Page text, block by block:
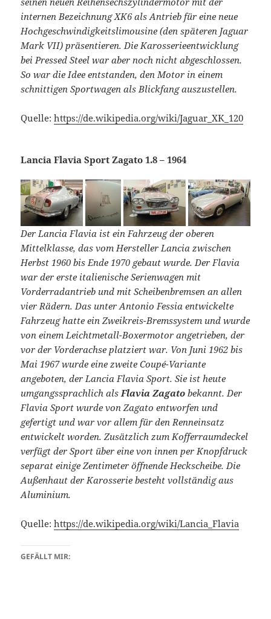
internen Bezeichnung XK6 als Antrieb für eine neue
Hochgeschwindigkeitslimousine (den späteren Jaguar
Mark VII) präsentieren. Die Karosserieentwicklung
bei Pressed Steel war aber noch nicht abgeschlossen.
So war die Idee entstanden, den Motor in einem
schnittigen Sportwagen als Blickfang auszustellen.
Quelle:https://de.wikipedia.org/wiki/Jaguar_XK_120
Lancia Flavia Sport Zagato 1.8 – 1964
Der Lancia Flavia ist ein Fahrzeug der oberen
Mittelklasse, das vom Hersteller Lancia zwischen
Herbst 1960 bis Ende 1970 gebaut wurde. Der Flavia
war der erste italienische Serienwagen mit
Vorderradantrieb und mit Scheibenbremsen an allen
vier Rädern. Das unter Antonio Fessia entwickelte
Fahrzeug hatte ein Zweikreis-Bremssystem und wurde
von einem Leichtmetall-Boxermotor angetrieben, der
vor der Vorderachse platziert war. Von Juni 1962 bis
Mai 1967 wurde eine zweite Coupé-Variante
angeboten, der Lancia Flavia Sport. Sie ist heute
umgangssprachlich alsFlavia Zagato bekannt. Der
Flavia Sport wurde von Zagato entworfen und
gefertigt und war vor allem für den Renneinsatz
entwickelt worden. Zusätzlich zum Kofferraumdeckel
verfügt der Sport über eine von innen per Knopfdruck
separat einige Zentimeter öffnende Heckscheibe. Die
Außenhaut der Karosserie besteht vollständig aus
Aluminium.
Quelle:https://de.wikipedia.org/wiki/Lancia_Flavia
GEFÄLLT MIR: